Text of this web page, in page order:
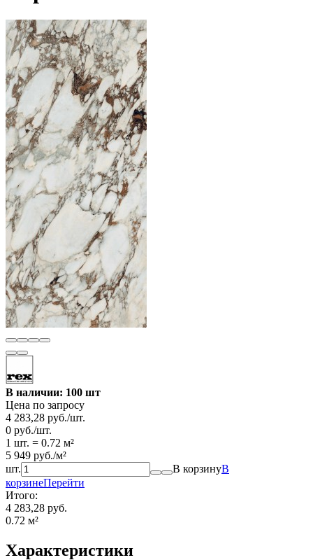
В наличии: 100 шт
Цена по запросу
4 283,28 руб./шт.
0 руб./шт.
1 шт. = 0.72 м²
5 949 руб./м²
шт.
В корзинуВ
корзинеПерейти
Итого:
4 283,28 руб.
0.72 м²
Характеристики